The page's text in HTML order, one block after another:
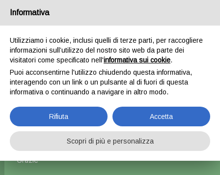
Home Esterni Paraurti posteriori e anteriori
posteriore Volkswagen Golf 6 – 2010
L'azienda Resta Chiusa Dal 5.08 Al 31.08 Qualsiasi
Ordine Verrà Accettato Ma La Spedizione Ripartirà Dal 1
Grazie
Informativa
Utilizziamo i cookie, inclusi quelli di terze parti, per raccogliere
informazioni sull’utilizzo del nostro sito web da parte dei
visitatori come specificato nell'informativa sui cookie.
Puoi acconsentirne l'utilizzo chiudendo questa informativa,
interagendo con un link o un pulsante al di fuori di questa
informativa o continuando a navigare in altro modo.
Rifiuta Accetta
Scopri di più e personalizza